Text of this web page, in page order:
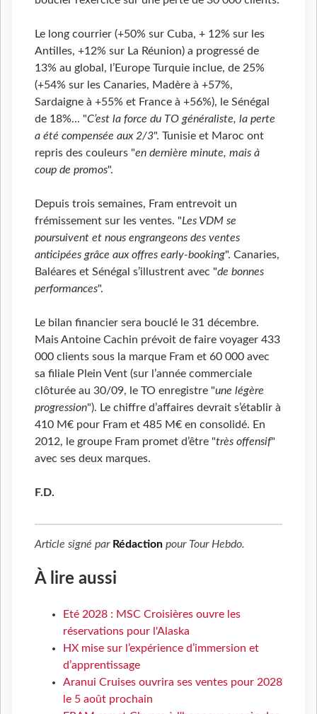
Le long courrier (+50% sur Cuba, + 12% sur les
Antilles, +12% sur La Réunion) a progressé de
13% au global, l’Europe Turquie inclue, de 25%
(+54% sur les Canaries, Madère à +57%,
Sardaigne à +55% et France à +56%), le Sénégal
de 18%... "C’est la force du TO généraliste, la perte
a été compensée aux 2/3". Tunisie et Maroc ont
repris des couleurs "en dernière minute, mais à
coup de promos".
Depuis trois semaines, Fram entrevoit un
frémissement sur les ventes. "Les VDM se
poursuivent et nous engrangeons des ventes
anticipées grâce aux offres early-booking". Canaries,
Baléares et Sénégal s’illustrent avec "de bonnes
performances".
Le bilan financier sera bouclé le 31 décembre.
Mais Antoine Cachin prévoit de faire voyager 433
000 clients sous la marque Fram et 60 000 avec
sa filiale Plein Vent (sur l’année commerciale
clôturée au 30/09, le TO enregistre "une légère
progression"). Le chiffre d’affaires devrait s’établir à
410 M€ pour Fram et 485 M€ en consolidé. En
2012, le groupe Fram promet d’être "très offensif"
avec ses deux marques.
F.D.
Article signé par Rédaction pour Tour Hebdo.
À lire aussi
Eté 2028 : MSC Croisières ouvre les
réservations pour l'Alaska
HX mise sur l’expérience d’immersion et
d’apprentissage
Aranui Cruises ouvrira ses ventes pour 2028
le 5 août prochain